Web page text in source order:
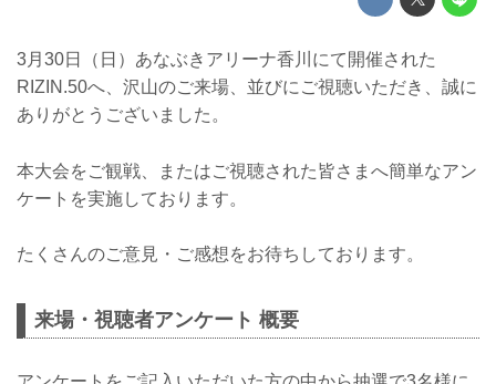
3月30日（日）あなぶきアリーナ香川にて開催された
RIZIN.50へ、沢山のご来場、並びにご視聴いただき、誠に
ありがとうございました。
本大会をご観戦、またはご視聴された皆さまへ簡単なアン
ケートを実施しております。
たくさんのご意見・ご感想をお待ちしております。
来場・視聴者アンケート 概要